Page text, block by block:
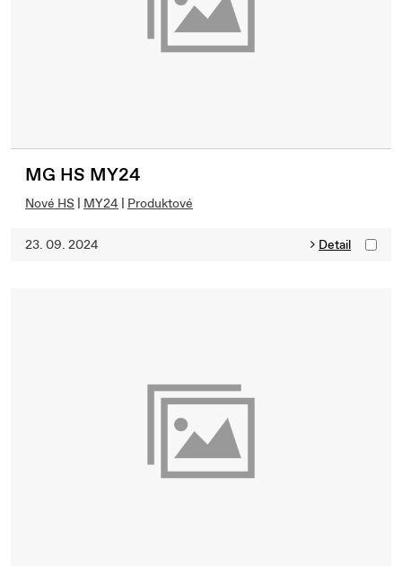
MG HS MY24
Nové HS | MY24 | Produktové
23. 09. 2024 Detail